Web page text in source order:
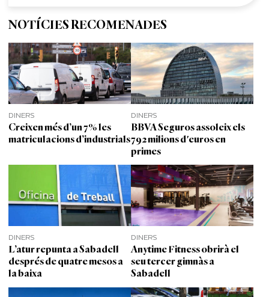
NOTÍCIES RECOMENADES
DINERS
Creixen més d’un 7% les
matriculacions d’industrials
DINERS
BBVA Seguros assoleix els
792 milions d'euros en
primes
DINERS
L’atur repunta a Sabadell
després de quatre mesos a
la baixa
DINERS
Anytime Fitness obrirà el
seu tercer gimnàs a
Sabadell